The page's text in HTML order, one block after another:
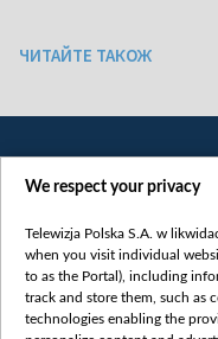
ЧИТАЙТЕ ТАКОЖ
We respect your privacy
Telewizja Polska S.A. w
when you visit individual
to as the Portal), including
track and store them, such as
technologies enabling the